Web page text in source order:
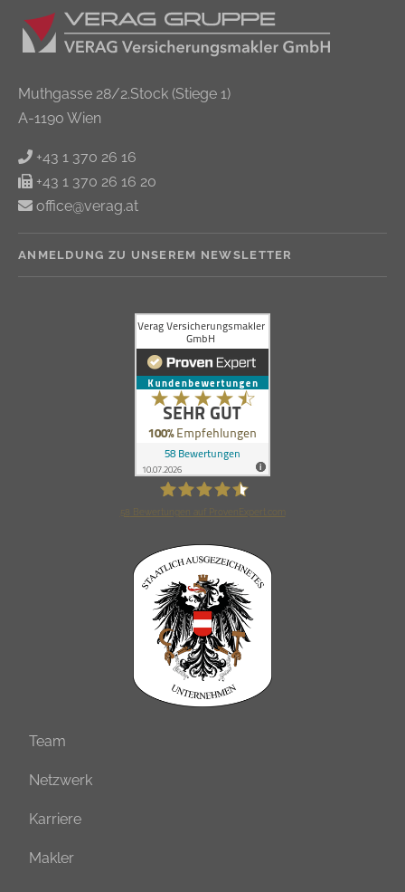
Muthgasse 28/2.Stock (Stiege 1)
A-1190 Wien
+43 1 370 26 16
+43 1 370 26 16 20
office@verag.at
ANMELDUNG ZU UNSEREM NEWSLETTER
Verag Versicherungsmakler GmbH
Bewertungen auf ProvenExpert.com
Team
Netzwerk
Karriere
Makler